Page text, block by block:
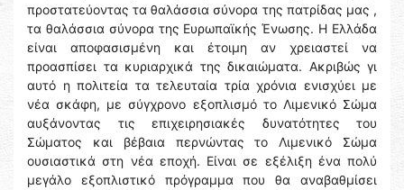
προστατεύοντας τα θαλάσσια σύνορα της πατρίδας μας ,
τα θαλάσσια σύνορα της Ευρωπαϊκής Ένωσης. Η Ελλάδα
είναι αποφασισμένη και έτοιμη αν χρειαστεί να
προασπίσει τα κυριαρχικά της δικαιώματα. Ακριβώς γι
αυτό η πολιτεία τα τελευταία τρία χρόνια ενισχύει με
νέα σκάφη, με σύγχρονο εξοπλισμό το Λιμενικό Σώμα
αυξάνοντας τις επιχειρησιακές δυνατότητες του
Σώματος και βέβαια περνώντας το Λιμενικό Σώμα
ουσιαστικά στη νέα εποχή. Είναι σε εξέλιξη ένα πολύ
μεγάλο εξοπλιστικό πρόγραμμα που θα αναβαθμίσει